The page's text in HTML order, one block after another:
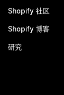
Shopify 社区
Shopify 博客
研究